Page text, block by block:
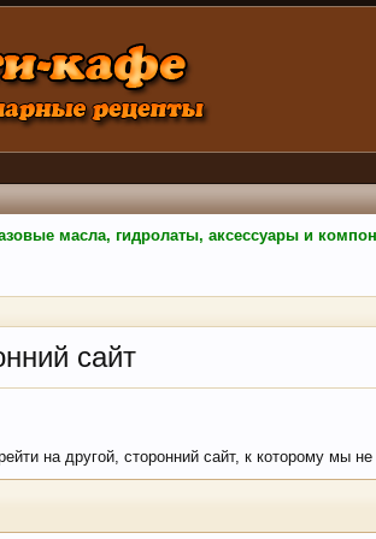
масла, гидролаты, аксессуары и
сайт
на другой, сторонний сайт, к которому